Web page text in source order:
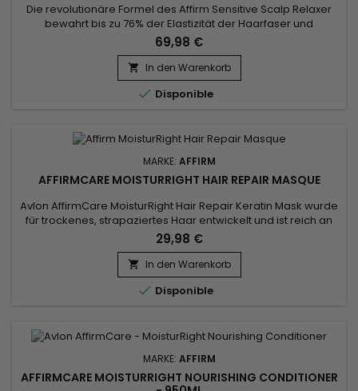
Die revolutionäre Formel des Affirm Sensitive Scalp Relaxer
bewahrt bis zu 76% der Elastizität der Haarfaser und
entspannt das Haar gleichzeitig auf hervorragende
Weise.&nbsp; Speziell formuliert für Kunden, die zu
Kopfhautreizungen neigen oder trockenes Haar und
Kopfhaut haben.&nbsp; Flüssigkristalline Technologie für
hervorragende Glättung.&nbsp;
69,98 €
 In den Warenkorb
 Disponible
MARKE: AFFIRM
AFFIRMCARE MOISTURRIGHT HAIR REPAIR MASQUE
Avlon AffirmCare MoisturRight Hair Repair Keratin Mask wurde
für trockenes, strapaziertes Haar entwickelt und ist reich an
natürlichen Inhaltsstoffen wie Gelée Royale und Buriti-Öl,
spendet tief Feuchtigkeit und fördert das
Haarwachstum.&nbsp; Affirm MoisturRight reparierende und
nährende Maske mit hoher Konzentration behandelt in der
Tiefe.&nbsp; Es...
29,98 €
 In den Warenkorb
 Disponible
MARKE: AFFIRM
AFFIRMCARE MOISTURRIGHT NOURISHING CONDITIONER